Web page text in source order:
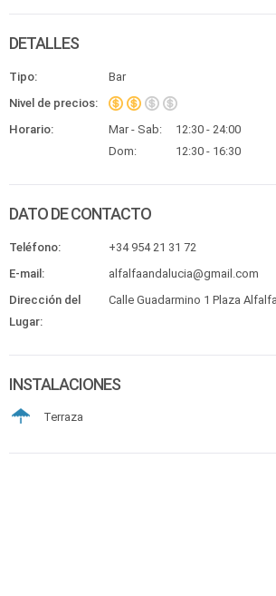
DETALLES
Tipo:
Bar
Nivel de precios:
Horario:
Mar - Sab:
12:30 - 24:00
Dom:
12:30 - 16:30
DATO DE CONTACTO
Teléfono:
+34 954 21 31 72
E-mail:
alfalfaandalucia@gmail.com
Dirección del
Lugar:
Calle Guadarmino 1 Plaza
INSTALACIONES
Terraza